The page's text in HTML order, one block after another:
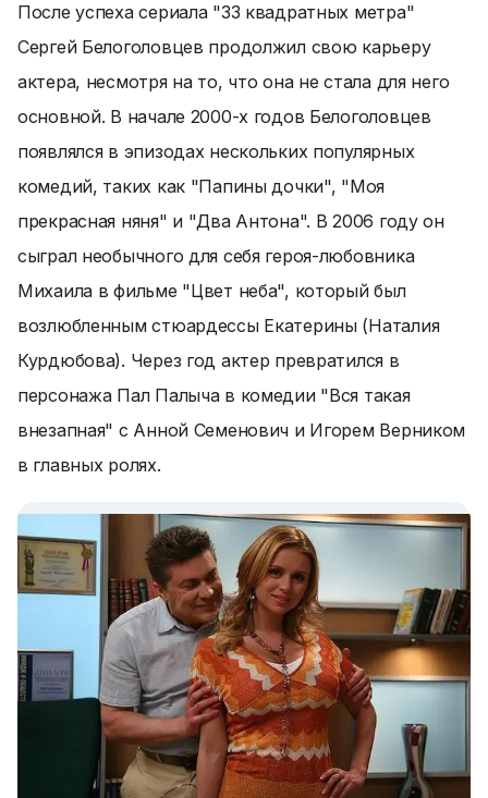
После успеха сериала "33 квадратных метра"
Сергей Белоголовцев продолжил свою карьеру
актера, несмотря на то, что она не стала для него
основной. В начале 2000-х годов Белоголовцев
появлялся в эпизодах нескольких популярных
комедий, таких как "Папины дочки", "Моя
прекрасная няня" и "Два Антона". В 2006 году он
сыграл необычного для себя героя-любовника
Михаила в фильме "Цвет неба", который был
возлюбленным стюардессы Екатерины (Наталия
Курдюбова). Через год актер превратился в
персонажа Пал Палыча в комедии "Вся такая
внезапная" с Анной Семенович и Игорем Верником
в главных ролях.